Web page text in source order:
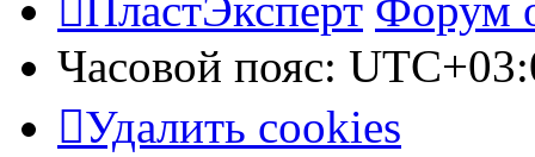
Часовой пояс:
Удалить cookies